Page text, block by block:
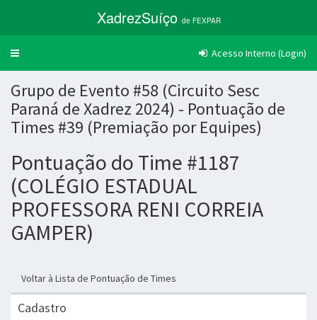
XadrezSuíço de FEXPAR
Trocar
Acesso Interno (Login)
Grupo de Evento #58 (Circuito Sesc
Paraná de Xadrez 2024) - Pontuação de
Times #39 (Premiação por Equipes)
Pontuação do Time #1187
(COLÉGIO ESTADUAL
PROFESSORA RENI CORREIA
GAMPER)
Voltar à Lista de Pontuação de Times
Cadastro